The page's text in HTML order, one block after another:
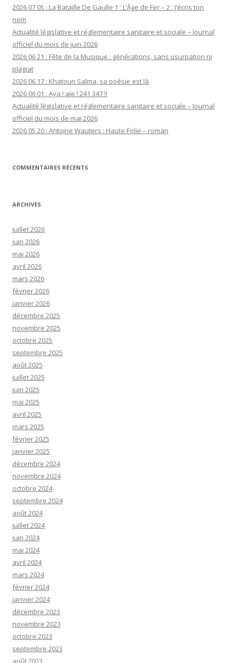
2026 07 05 : La Bataille De Gaulle 1 : L’Âge de Fer – 2 : J’écris ton
nom
Actualité législative et réglementaire sanitaire et sociale – Journal
officiel du mois de juin 2026
2026 06 21 : Fête de la Musique : générations, sans usurpation ni
plagiat
2026 06 17 : Khatoun Salma, sa poésie est là
2026 06 01 : Aya ! aïe ! 241 347 !!
Actualité législative et réglementaire sanitaire et sociale – Journal
officiel du mois de mai 2026
2026 05 20 : Antoine Wauters : Haute-Folie – roman
COMMENTAIRES RÉCENTS
ARCHIVES
juillet 2026
juin 2026
mai 2026
avril 2026
mars 2026
février 2026
janvier 2026
décembre 2025
novembre 2025
octobre 2025
septembre 2025
août 2025
juillet 2025
juin 2025
mai 2025
avril 2025
mars 2025
février 2025
janvier 2025
décembre 2024
novembre 2024
octobre 2024
septembre 2024
août 2024
juillet 2024
juin 2024
mai 2024
avril 2024
mars 2024
février 2024
janvier 2024
décembre 2023
novembre 2023
octobre 2023
septembre 2023
août 2023